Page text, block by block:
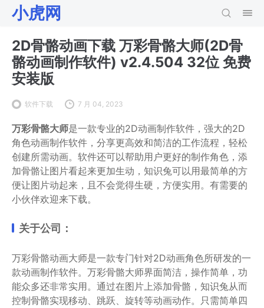
小虎网
2D骨骼动画下载 万彩骨骼大师(2D骨
骼动画制作软件) v2.4.504 32位 免费
安装版
软件下载 7 月 04, 2023
万彩骨骼大师是一款专业的2D动画制作软件，强大的2D
角色动画制作软件，分享更高效和简洁的工作流程，轻松
创建所需动画。软件还可以帮助用户更好的制作角色，添
加骨骼让图片看起来更加生动，知识兔可以用最简单的方
便让图片动起来，且不会觉得生硬，方便实用。有需要的
小伙伴欢迎来下载。
关于公司：
万彩骨骼动画大师是一款专门针对2D动画角色所研发的一
款动画制作软件。万彩骨骼大师界面简洁，操作简单，功
能众多还非常实用。通过在图片上添加骨骼，知识兔从而
控制骨骼实现移动、跳跃、旋转等动画动作。只需简单四